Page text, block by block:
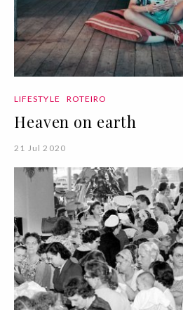
LIFESTYLE ROTEIRO
Heaven on earth
21 Jul 2020